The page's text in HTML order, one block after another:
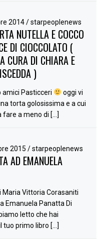
2014/ starpeoplenews
NUTELLA E COCCO
DI CIOCCOLATO (
CURA DI CHIARA E
)
amici Pasticceri
oggi vi
torta golosissima e a cui
fare a meno di […]
2015/ starpeoplenews
AD EMANUELA
Maria Vittoria Corasaniti
Emanuela Panatta Di
letto che hai
tuo primo libro […]